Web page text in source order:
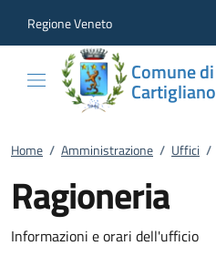
Regione Veneto
Comune di
Cartigliano
Home / Amministrazione / Uffici /
Ragioneria
Informazioni e orari dell'ufficio